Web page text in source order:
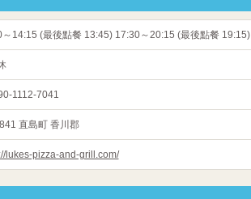
～14:15 (最後點餐 13:45) 17:30～20:15 (最後點餐 19:15)
1112-7041
直島町 香川郡
lukes-pizza-and-grill.com/